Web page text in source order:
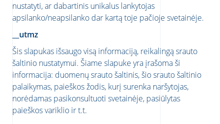
nustatyti, ar dabartinis unikalus lankytojas
apsilanko/neapsilanko dar kartą toje pačioje svetainėje.
__utmz
Šis slapukas išsaugo visą informaciją, reikalingą srauto
šaltinio nustatymui. Šiame slapuke yra įrašoma ši
informacija: duomenų srauto šaltinis, šio srauto šaltinio
palaikymas, paieškos žodis, kurį surenka naršytojas,
norėdamas pasikonsultuoti svetainėje, pasiūlytas
paieškos variklio ir t.t.